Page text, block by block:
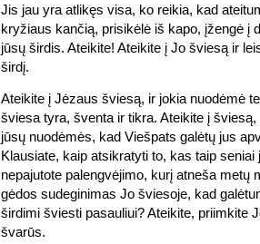
Jis jau yra atlikęs visa, ko reikia, kad
kryžiaus kančią, prisikėlė iš kapo, įžengė į
jūsų širdis. Ateikite! Ateikite į Jo šviesą ir
širdį.
Ateikite į Jėzaus šviesą, ir jokia nuodėmė
šviesa tyra, šventa ir tikra. Ateikite į
jūsų nuodėmės, kad Viešpats galėtų jus
Klausiate, kaip atsikratyti to, kas taip seniai
nepajutote palengvėjimo, kurį atneša metų
gėdos sudeginimas Jo šviesoje, kad
širdimi šviesti pasauliui? Ateikite, priimkite
švarūs.